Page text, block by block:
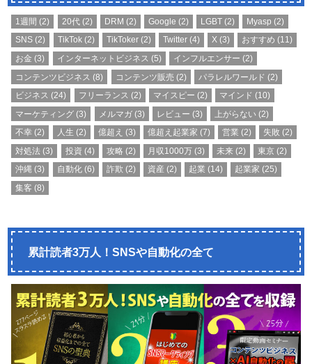
1週間 (2) 20代 (2) DRM (2) Google (2) LGBT (2) Myasp (2)
SNS (2) TikTok(2) TikToker(2) Twitter (4) X (3) おすすめ (11)
お金 (3) インターネットビジネス (5) インフルエンサー (2)
コンテンツビジネス (8) コンテンツ販売 (2) パラレルワールド (2)
ビジネス (24) フリーランス (2) マイスピー (2) マインド (10)
マーケティング (3) メルマガ(3) レビュー (3) 上がらない (2)
不幸 (2) 人生 (2) 億超え (3) 億超え起業家 (7) 営業 (2) 失敗 (2)
対処法 (3) 投資 (4) 攻略 (2) 月収1000万 (3) 未来 (2) 東京 (2)
沖縄 (3) 自動化(6) 詐欺 (2) 資産 (2) 起業 (14) 起業家 (25)
集客 (8)
累計読者3万人！SNSや自動化の全て